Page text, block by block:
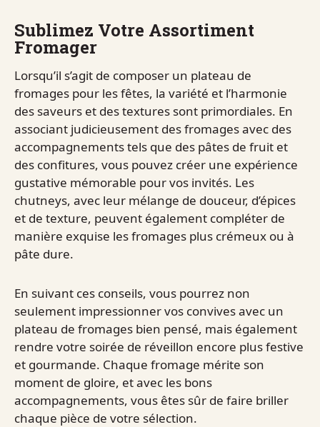
Sublimez Votre Assortiment
Fromager
Lorsqu’il s’agit de composer un plateau de
fromages pour les fêtes, la variété et l’harmonie
des saveurs et des textures sont primordiales. En
associant judicieusement des fromages avec des
accompagnements tels que des pâtes de fruit et
des confitures, vous pouvez créer une expérience
gustative mémorable pour vos invités. Les
chutneys, avec leur mélange de douceur, d’épices
et de texture, peuvent également compléter de
manière exquise les fromages plus crémeux ou à
pâte dure.
En suivant ces conseils, vous pourrez non
seulement impressionner vos convives avec un
plateau de fromages bien pensé, mais également
rendre votre soirée de réveillon encore plus festive
et gourmande. Chaque fromage mérite son
moment de gloire, et avec les bons
accompagnements, vous êtes sûr de faire briller
chaque pièce de votre sélection.